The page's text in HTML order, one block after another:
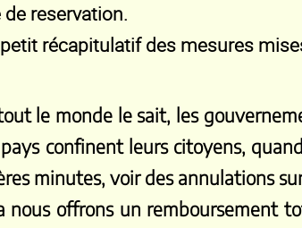
reservation.
récapitulatif des mesures
le monde le sait, les
confinent leurs citoyens,
minutes, voir des annulations
nous offrons un remboursement